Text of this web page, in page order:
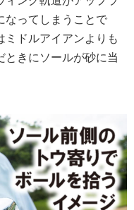
なってしまうことで
ドルアイアンよりも
きにソールが砂に当